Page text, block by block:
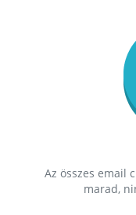
Az összes email
marad,